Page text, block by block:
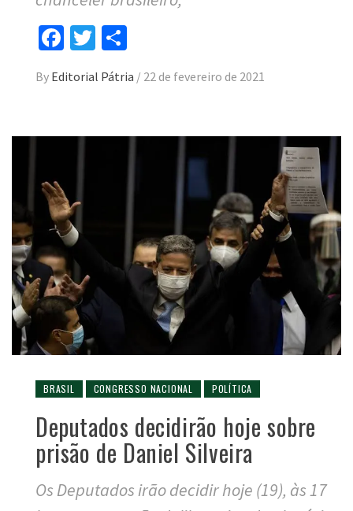
Facebook
Twitter
By Editorial Pátria / 22 de fevereiro de 2021
BRASIL CONGRESSO NACIONAL POLÍTICA
Deputados decidirão hoje sobre
prisão de Daniel Silveira
Os Deputados irão decidir hoje (19), às 17